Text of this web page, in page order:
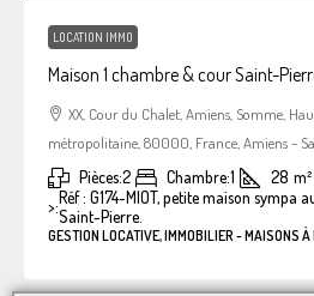
LOCATION IMMO
Maison 1 chambre & cour Saint-
XX, Cour du Chalet, Amiens, Somme,
métropolitaine, 80000, France, Amiens -
Pièces:2 Chambre:1 28 m²
>:Réf : G174-MIOT, petite maison sympa
Saint-Pierre.
GESTION LOCATIVE, IMMOBILIER - MAISONS À